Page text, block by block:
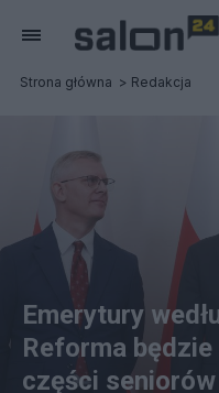
Strona główna Redakcja
Emerytury
Reforma
części seniorów